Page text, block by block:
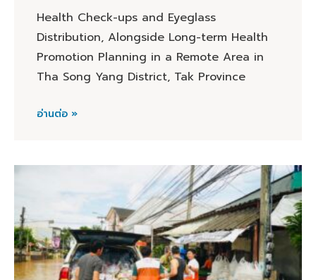
Health Check-ups and Eyeglass
Distribution, Alongside Long-term Health
Promotion Planning in a Remote Area in
Tha Song Yang District, Tak Province
อ่านต่อ »